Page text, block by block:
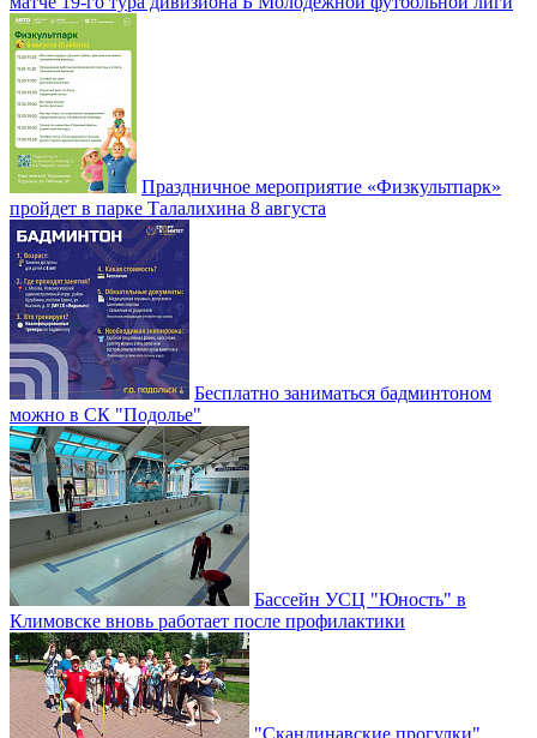
Праздничное мероприятие «Физкультпарк»
пройдет в парке Талалихина 8 августа
Бесплатно заниматься бадминтоном
можно в СК "Подолье"
Бассейн УСЦ "Юность" в
Климовске вновь работает после профилактики
"Скандинавские прогулки"